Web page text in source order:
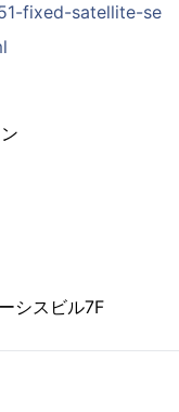
fixed-satellite-se
シスビル7F